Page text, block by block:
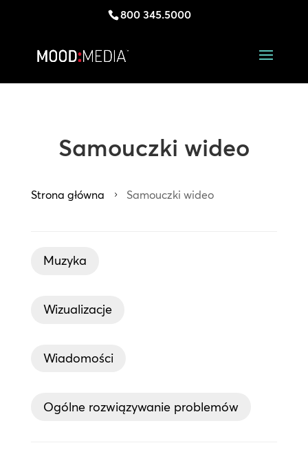
800 345.5000
Samouczki wideo
Strona główna 5 Samouczki wideo
Muzyka
Wizualizacje
Wiadomości
Ogólne rozwiązywanie problemów